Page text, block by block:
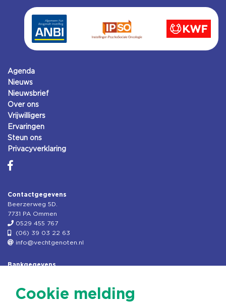
Agenda
Nieuws
Nieuwsbrief
Over ons
Vrijwilligers
Ervaringen
Steun ons
Privacyverklaring
Contactgegevens
Beerzerweg 5D.
7731 PA Ommen
0529 455 767
(06) 39 03 22 63
info@vechtgenoten.nl
Bankgegevens
Rek.nr: NL85RABO0127579230
Cookie melding